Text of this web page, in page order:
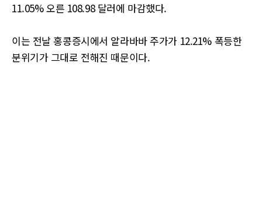
11.05% 오른 108.98 달러에 마감했다.
이는 전날 홍콩증시에서 알라바바 주가가 12.21% 폭등한
분위기가 그대로 전해진 때문이다.